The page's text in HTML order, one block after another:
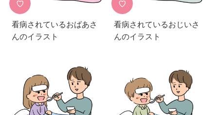
♡
看病されているおばあさ
んのイラスト
♡
看病されているおじいさ
んのイラスト